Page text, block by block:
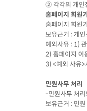
② 각각의 개인
홈페이지 회원
홈페이지 회원
보유근거 :
예외사유 : 1)
2) 홈페이지
3) <예외 사
민원사무 처리
-민원사무 처
보유근거 : 민